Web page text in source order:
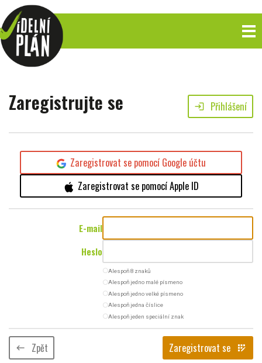
Zaregistrujte se login Přihlášení
Zaregistrovat se pomocí Google účtu
Zaregistrovat se pomocí Apple ID
E-mail
Heslo
radio_button_uncheckedAlespoň 8 znaků
radio_button_uncheckedAlespoň jedno malé písmeno
radio_button_uncheckedAlespoň jedno velké písmeno
radio_button_uncheckedAlespoň jedna číslice
radio_button_uncheckedAlespoň jeden speciální znak
keyboard_backspace Zpět Zaregistrovat se app_registration